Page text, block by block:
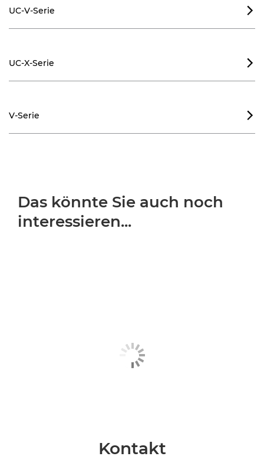
UC-V-Serie 
UC-X-Serie 
V-Serie 
Das könnte Sie auch noch
interessieren...
Kontakt